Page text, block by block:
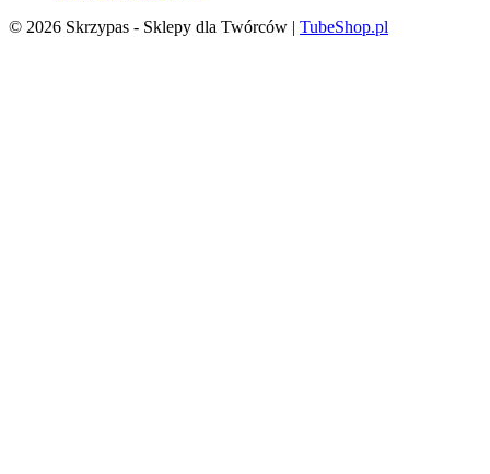
© 2026 Skrzypas - Sklepy dla Twórców | TubeShop.pl